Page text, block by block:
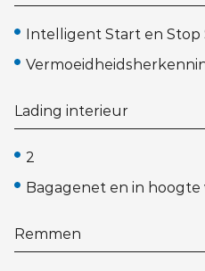
Intelligent Start en Stop
Lading interieur
2
Bagagenet en in
Remmen